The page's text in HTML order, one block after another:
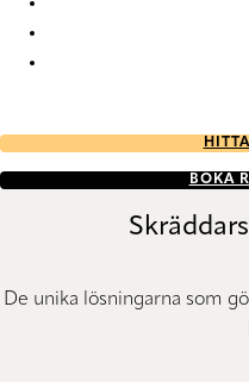
BOKA
De unika lösningarna som